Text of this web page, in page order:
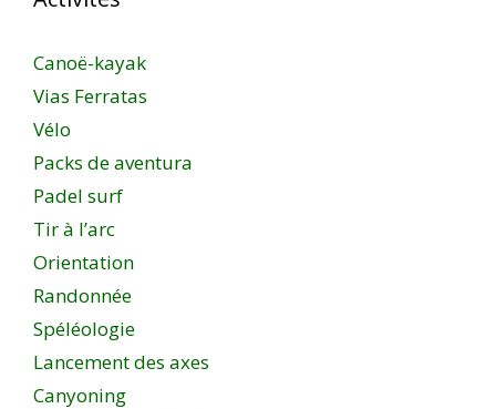
Canoë-kayak
Vias Ferratas
Vélo
Packs de aventura
Padel surf
Tir à l’arc
Orientation
Randonnée
Spéléologie
Lancement des axes
Canyoning